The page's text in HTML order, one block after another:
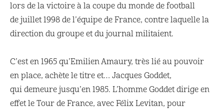
lors de la victoire à la coupe du monde de football
de juillet 1998 de l’équipe de France, contre laquelle la
direction du groupe et du journal militaient.
C’est en 1965 qu’Emilien Amaury, très lié au pouvoir
en place, achète le titre et… Jacques Goddet,
qui demeure jusqu’en 1985. L’homme Goddet dirige en
effet le Tour de France, avec Félix Levitan, pour